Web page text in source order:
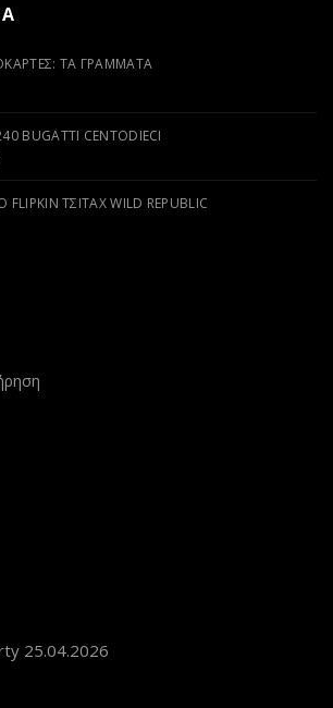
ΤΑ ΓΡΆΜΜΑΤΑ
BUGATTI CENTODIECI
ΤΣΙΤΆΧ WILD REPUBLIC
25.04.2026